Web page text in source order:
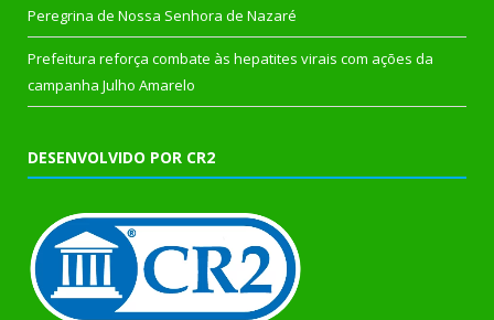
Peregrina de Nossa Senhora de Nazaré
Prefeitura reforça combate às hepatites virais com ações da
campanha Julho Amarelo
DESENVOLVIDO POR CR2